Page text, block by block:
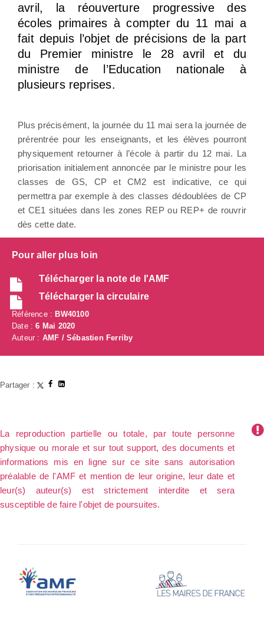
avril, la réouverture progressive des
écoles primaires à compter du 11 mai a
fait depuis l’objet de précisions de la part
du Premier ministre le 28 avril et du
ministre de l’Education nationale à
plusieurs reprises.
Plus précisément, la journée du 11 mai sera la journée de
prérentrée pour les enseignants, et les élèves pourront
physiquement retourner à l’école à partir du 12 mai. La
priorisation initialement annoncée par le ministre pour les
classes de GS, CP et CM2 est indicative, ce qui
permettra par exemple à des classes dédoublées de CP
et CE1 situées dans les zones REP ou REP+ de rouvrir
dès cette date.
Pour aller plus loin
Télécharger la note de l'AMF
Télécharger la circulaire
Référence : BW40100
Date :6 Mai 2020
Auteur : AMF / Sébastien Ferriby
Partager :
La reproduction partielle ou totale, par toute personne
physique ou morale et sur tout support, des documents et
informations mis en ligne sur ce site sans autorisation
préalable de l'AMF et mention de leur origine, leur date et
leur(s) auteur(s) est strictement interdite et sera
susceptible de faire l'objet de poursuites.